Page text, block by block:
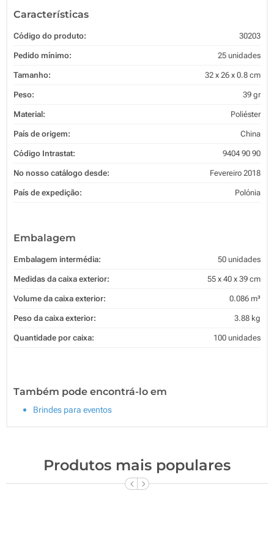
Características
Código do produto: 30203
Pedido mínimo: 25 unidades
Tamanho: 32 x 26 x 0.8 cm
Peso: 39 gr
Material: Poliéster
País de origem: China
Código Intrastat: 9404 90 90
No nosso catálogo desde: Fevereiro 2018
País de expedição: Polónia
Embalagem
Embalagem intermédia: 50 unidades
Medidas da caixa exterior: 55 x 40 x 39 cm
Volume da caixa exterior: 0.086 m³
Peso da caixa exterior: 3.88 kg
Quantidade por caixa: 100 unidades
Também pode encontrá-lo em
Brindes para eventos
Produtos mais populares